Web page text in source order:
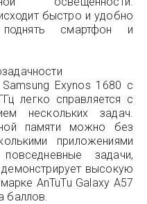
быстро и удобно
смартфон и
Exynos 1680 с
легко справляется с
нескольких задач.
памяти можно без
приложениями
задачи,
высокую
AnTuTu Galaxy A57
баллов.